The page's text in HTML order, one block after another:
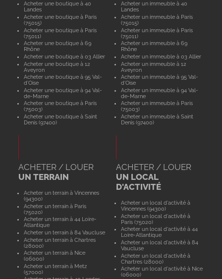
Acheter une boutique à 40
Landes
Acheter une boutique à Paris
(75015)
Acheter une boutique à Paris
(75011)
Acheter une boutique à 69
Rhône
Acheter une boutique à 03 Allier
Acheter une boutique à 12
Aveyron
Acheter une boutique à 95 Val-
d'Oise
Acheter une boutique à 94 Val-
de-Marne
Acheter une boutique à Paris
(75003)
Acheter une boutique à Saint
Denis (97400)
Acheter un immeuble à 40
Landes
Acheter un immeuble à Paris
(75015)
Acheter un immeuble à Paris
(75011)
Acheter un immeuble à 69
Rhône
Acheter un immeuble à 03 Allier
Acheter un immeuble à 12
Aveyron
Acheter un immeuble à 95 Val-
d'Oise
Acheter un immeuble à 94 Val-
de-Marne
Acheter un immeuble à Paris
(75003)
Acheter un immeuble à Saint
Denis (97400)
ACHETER / LOUER
UN TERRAIN
Acheter un terrain à Vincennes
(94300)
Acheter un terrain à Paris
(75020)
Acheter un terrain à 44 Loire-
Atlantique
Acheter un terrain à 84 Vaucluse
Acheter un terrain à Chartres
(28000)
Acheter un terrain à Nice
(06000)
Acheter un terrain à Metz
(57000)
ACHETER / LOUER
UN LOCAL
D'ACTIVITÉ
Acheter un local d'activité à
Vincennes (94300)
Acheter un local d'activité à
Paris (75020)
Acheter un local d'activité à 44
Loire-Atlantique
Acheter un local d'activité à 84
Vaucluse
Acheter un local d'activité à
Chartres (28000)
Acheter un local d'activité à Nice
(06000)